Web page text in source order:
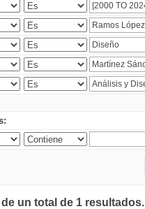
un total de 1 resultados.